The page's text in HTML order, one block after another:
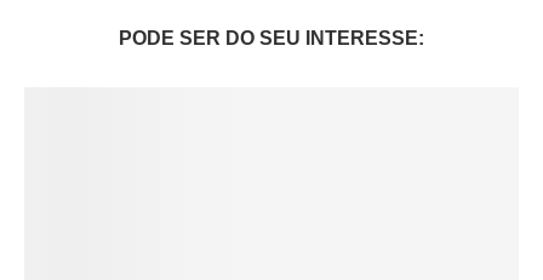
PODE SER DO SEU INTERESSE: